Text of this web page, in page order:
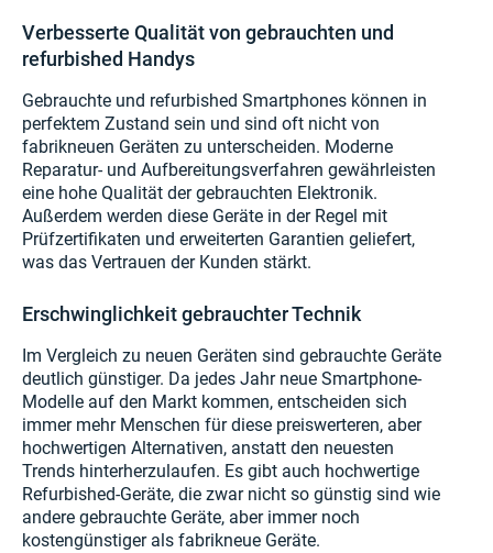
Verbesserte Qualität von gebrauchten und
refurbished Handys
Gebrauchte und refurbished Smartphones können in
perfektem Zustand sein und sind oft nicht von
fabrikneuen Geräten zu unterscheiden. Moderne
Reparatur- und Aufbereitungsverfahren gewährleisten
eine hohe Qualität der gebrauchten Elektronik.
Außerdem werden diese Geräte in der Regel mit
Prüfzertifikaten und erweiterten Garantien geliefert,
was das Vertrauen der Kunden stärkt.
Erschwinglichkeit gebrauchter Technik
Im Vergleich zu neuen Geräten sind gebrauchte Geräte
deutlich günstiger. Da jedes Jahr neue Smartphone-
Modelle auf den Markt kommen, entscheiden sich
immer mehr Menschen für diese preiswerteren, aber
hochwertigen Alternativen, anstatt den neuesten
Trends hinterherzulaufen. Es gibt auch hochwertige
Refurbished-Geräte, die zwar nicht so günstig sind wie
andere gebrauchte Geräte, aber immer noch
kostengünstiger als fabrikneue Geräte.